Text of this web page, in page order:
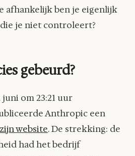
afhankelijk ben je eigenlijk
je niet controleert?
gebeurd?
om 23:21 uur
Anthropic een
website. De strekking: de
had het bedrijf